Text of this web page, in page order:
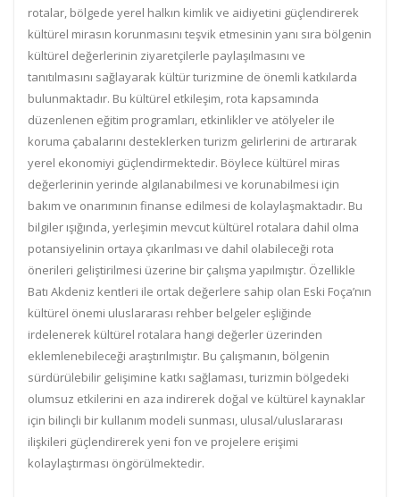
rotalar, bölgede yerel halkın kimlik ve aidiyetini güçlendirerek
kültürel mirasın korunmasını teşvik etmesinin yanı sıra bölgenin
kültürel değerlerinin ziyaretçilerle paylaşılmasını ve
tanıtılmasını sağlayarak kültür turizmine de önemli katkılarda
bulunmaktadır. Bu kültürel etkileşim, rota kapsamında
düzenlenen eğitim programları, etkinlikler ve atölyeler ile
koruma çabalarını desteklerken turizm gelirlerini de artırarak
yerel ekonomiyi güçlendirmektedir. Böylece kültürel miras
değerlerinin yerinde algılanabilmesi ve korunabilmesi için
bakım ve onarımının finanse edilmesi de kolaylaşmaktadır. Bu
bilgiler ışığında, yerleşimin mevcut kültürel rotalara dahil olma
potansiyelinin ortaya çıkarılması ve dahil olabileceği rota
önerileri geliştirilmesi üzerine bir çalışma yapılmıştır. Özellikle
Batı Akdeniz kentleri ile ortak değerlere sahip olan Eski Foça’nın
kültürel önemi uluslararası rehber belgeler eşliğinde
irdelenerek kültürel rotalara hangi değerler üzerinden
eklemlenebileceği araştırılmıştır. Bu çalışmanın, bölgenin
sürdürülebilir gelişimine katkı sağlaması, turizmin bölgedeki
olumsuz etkilerini en aza indirerek doğal ve kültürel kaynaklar
için bilinçli bir kullanım modeli sunması, ulusal/uluslararası
ilişkileri güçlendirerek yeni fon ve projelere erişimi
kolaylaştırması öngörülmektedir.